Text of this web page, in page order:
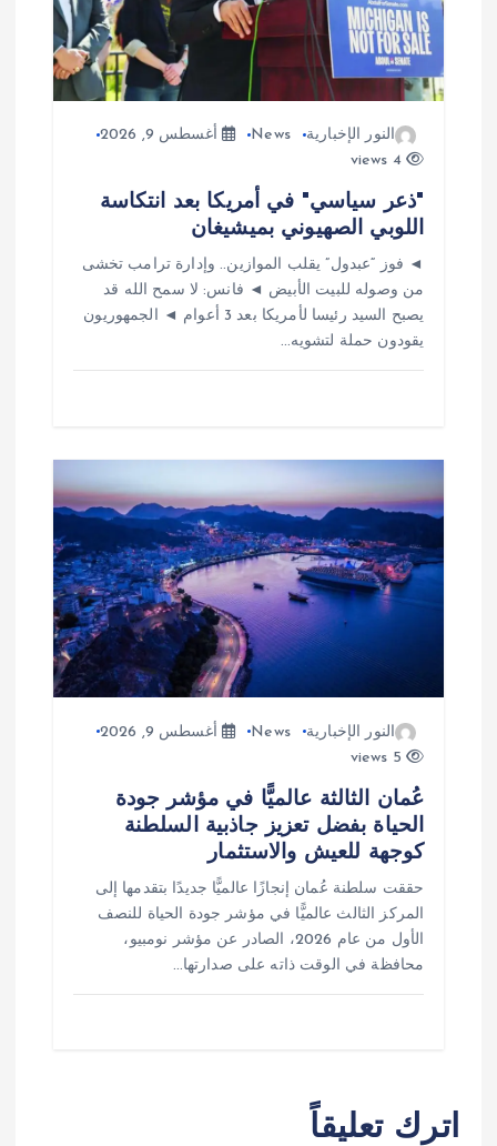
ت
النور الإخبارية News
أغسطس 9, 2026
4 views
"ذعر سياسي" في أمريكا بعد انتكاسة
اللوبي الصهيوني بميشيغان
◄ فوز “عبدول” يقلب الموازين.. وإدارة ترامب تخشى
من وصوله للبيت الأبيض ◄ فانس: لا سمح الله قد
يصبح السيد رئيسا لأمريكا بعد 3 أعوام ◄ الجمهوريون
يقودون حملة لتشويه…
النور الإخبارية News
أغسطس 9, 2026
5 views
عُمان الثالثة عالميًّا في مؤشر جودة
الحياة بفضل تعزيز جاذبية السلطنة
كوجهة للعيش والاستثمار
حققت سلطنة عُمان إنجازًا عالميًّا جديدًا بتقدمها إلى
المركز الثالث عالميًّا في مؤشر جودة الحياة للنصف
الأول من عام 2026، الصادر عن مؤشر نومبيو،
محافظة في الوقت ذاته على صدارتها…
اترك تعليقاً